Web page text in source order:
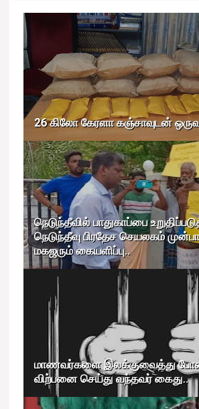
26 கிலோ கேரளா கஞ்சாவுடன்
நெடுந்தீவில் பாதுகாப்பை
நெடுந்தீவு பிரதேச செயலகம்
மகஜரும் கையளிப்பு..
மாணவர்களை இலக்குவைத்து
விற்பனை செய்து வந்தவர் கைது..